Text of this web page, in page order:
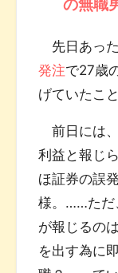
先日あっ
発注で27歳
げていたこ
前日には
利益と報じ
ほ証券の誤
様。……ただ
が報じるの
を出す為に